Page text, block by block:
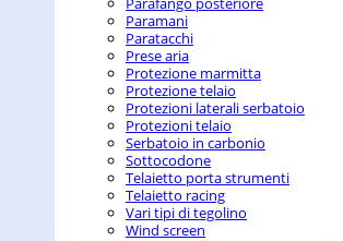
Paramani
Paratacchi
Prese aria
Protezione marmitta
Protezione telaio
Protezioni laterali serbatoio
Protezioni telaio
Serbatoio in carbonio
Sottocodone
Telaietto porta strumenti
Telaietto racing
Vari tipi di tegolino
Wind screen